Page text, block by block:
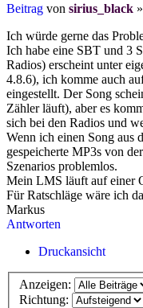
Beitrag von sirius_black »
Ich würde gerne das
Ich habe eine SBT und 3
Radios) erscheint unter
4.8.6), ich komme auch
eingestellt. Der Song
Zähler läuft), aber es
sich bei den Radios und
Wenn ich einen Song aus
gespeicherte MP3s von
Szenarios problemlos.
Mein LMS läuft auf einer
Für Ratschläge wäre ich
Markus
Antworten
Druckansicht
Anzeigen:
Richtung: